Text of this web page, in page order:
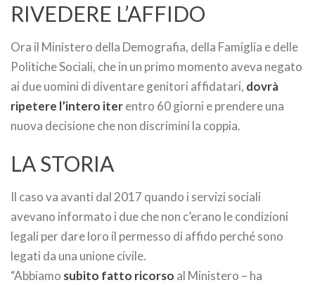
RIVEDERE L’AFFIDO
Ora il Ministero della Demografia, della Famiglia e delle
Politiche Sociali, che in un primo momento aveva negato
ai due uomini di diventare genitori affidatari, dovrà
ripetere l’intero iterentro 60 giorni e prendere una
nuova decisione che non discrimini la coppia.
LA STORIA
Il caso va avanti dal 2017 quando i servizi sociali
avevano informato i due che non c’erano le condizioni
legali per dare loro il permesso di affido perché sono
legati da una unione civile.
“Abbiamo subito fatto ricorso al Ministero – ha